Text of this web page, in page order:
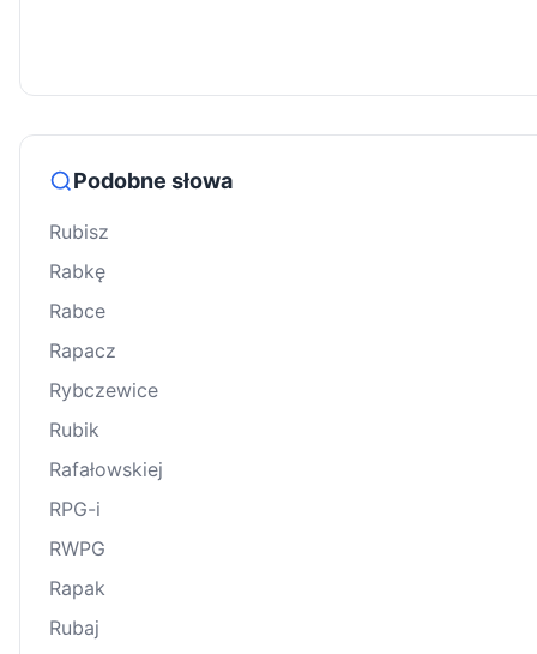
Podobne słowa
Rubisz
Rabkę
Rabce
Rapacz
Rybczewice
Rubik
Rafałowskiej
RPG-i
RWPG
Rapak
Rubaj